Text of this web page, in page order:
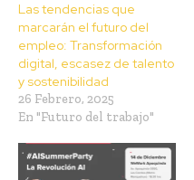
Las tendencias que
marcarán el futuro del
empleo: Transformación
digital, escasez de talento
y sostenibilidad
26 Febrero, 2025
En "Futuro del trabajo"